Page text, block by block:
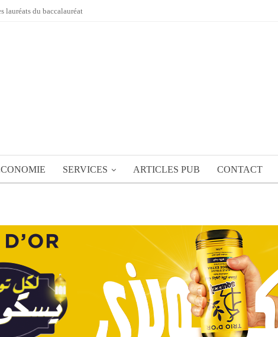
lauréats du baccalauréat
SERVICES ARTICLES PUB CONTACT